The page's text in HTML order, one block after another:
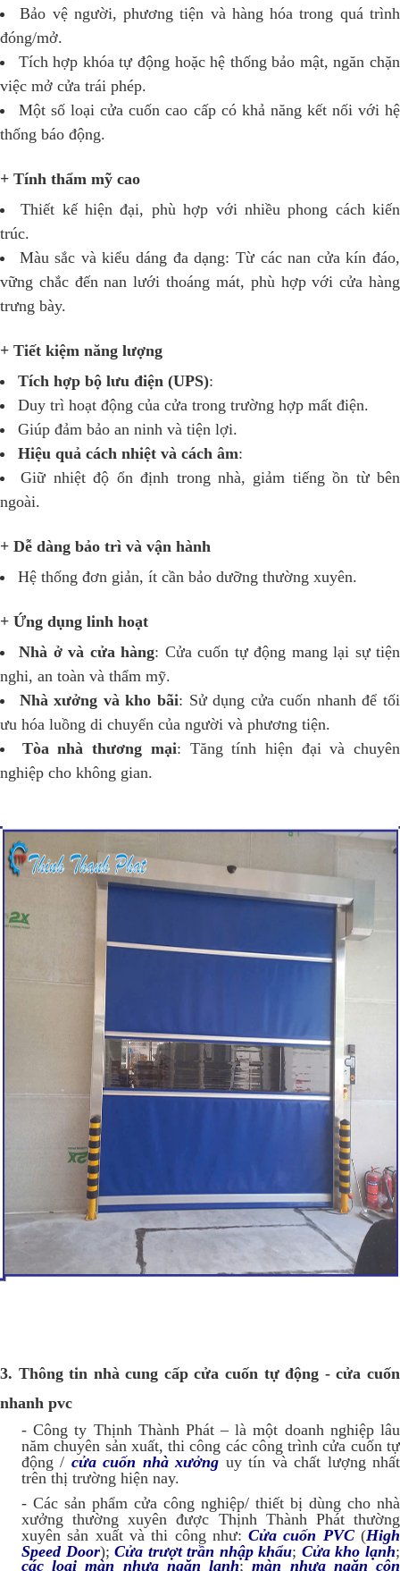
Bảo vệ người, phương tiện và hàng hóa trong quá trình
đóng/mở.
Tích hợp khóa tự động hoặc hệ thống bảo mật, ngăn chặn
việc mở cửa trái phép.
Một số loại cửa cuốn cao cấp có khả năng kết nối với hệ
thống báo động.
+ Tính thẩm mỹ cao
Thiết kế hiện đại, phù hợp với nhiều phong cách kiến
trúc.
Màu sắc và kiểu dáng đa dạng: Từ các nan cửa kín đáo,
vững chắc đến nan lưới thoáng mát, phù hợp với cửa hàng
trưng bày.
+ Tiết kiệm năng lượng
Tích hợp bộ lưu điện (UPS):
Duy trì hoạt động của cửa trong trường hợp mất điện.
Giúp đảm bảo an ninh và tiện lợi.
Hiệu quả cách nhiệt và cách âm:
Giữ nhiệt độ ổn định trong nhà, giảm tiếng ồn từ bên
ngoài.
+ Dễ dàng bảo trì và vận hành
Hệ thống đơn giản, ít cần bảo dưỡng thường xuyên.
+ Ứng dụng linh hoạt
Nhà ở và cửa hàng: Cửa cuốn tự động mang lại sự tiện
nghi, an toàn và thẩm mỹ.
Nhà xưởng và kho bãi: Sử dụng cửa cuốn nhanh để tối
ưu hóa luồng di chuyển của người và phương tiện.
Tòa nhà thương mại: Tăng tính hiện đại và chuyên
nghiệp cho không gian.
3. Thông tin nhà cung cấp cửa cuốn tự động - cửa cuốn
nhanh pvc
- Công ty Thịnh Thành Phát – là một doanh nghiệp lâu
năm chuyên sản xuất, thi công các công trình cửa cuốn tự
động / cửa cuốn nhà xưởng uy tín và chất lượng nhất
trên thị trường hiện nay.
- Các sản phẩm cửa công nghiệp/ thiết bị dùng cho nhà
xưởng thường xuyên được Thịnh Thành Phát thường
xuyên sản xuất và thi công như:Cửa cuốn PVC(High
Speed Door);Cửa trượt trần nhập khẩu; Cửa kho lạnh;
các loại màn nhựa ngăn lạnh;màn nhựa ngăn côn